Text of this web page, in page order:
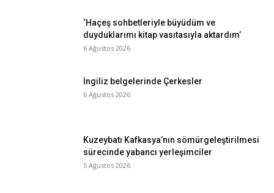
‘Haçeş sohbetleriyle büyüdüm ve
duyduklarımı kitap vasıtasıyla aktardım’
6 Ağustos 2026
İngiliz belgelerinde Çerkesler
6 Ağustos 2026
Kuzeybatı Kafkasya’nın sömürgeleştirilmesi
sürecinde yabancı yerleşimciler
5 Ağustos 2026